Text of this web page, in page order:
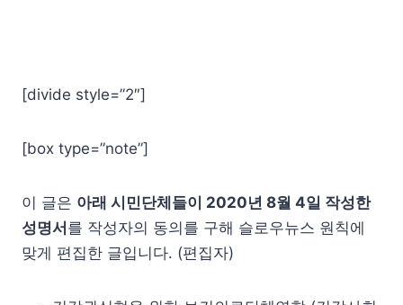
[divide style=”2″]
[box type=”note”]
이 글은 아래 시민단체들이 2020년 8월 4일 작성한
성명서를 작성자의 동의를 구해 슬로우뉴스 원칙에
맞게 편집한 글입니다. (편집자)